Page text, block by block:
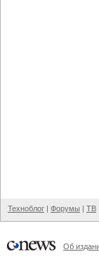
Техноблог | Форумы | ТВ
Об